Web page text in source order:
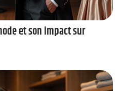
et son impact sur